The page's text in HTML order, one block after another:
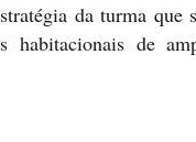
da turma que
de